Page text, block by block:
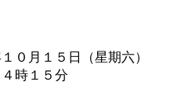
０月１５日（星期六）
時１５分